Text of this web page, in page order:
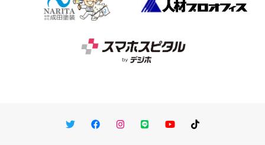
TwitterFacebookInstagram
LINE You TubeTikTok